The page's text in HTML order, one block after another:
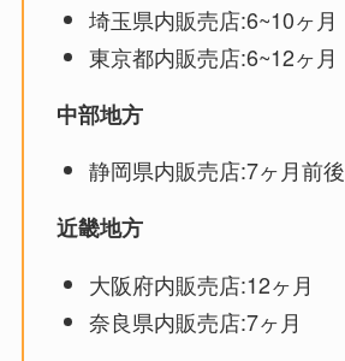
埼玉県内販売店:6~10ヶ月
東京都内販売店:6~12ヶ月
中部地方
静岡県内販売店:7ヶ月前後
近畿地方
大阪府内販売店:12ヶ月
奈良県内販売店:7ヶ月